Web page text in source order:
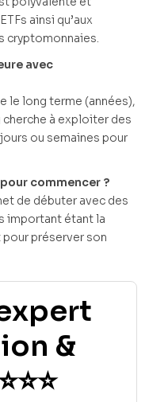
ainsi qu’aux
cryptomonnaies.
avec
le long terme (années),
à exploiter des
ou semaines pour
commencer ?
de débuter avec des
important étant la
pour préserver son
&